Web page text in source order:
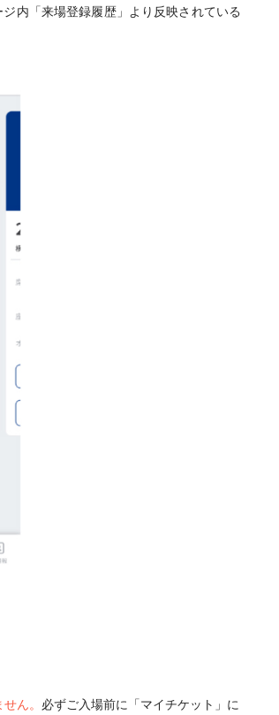
内「来場登録履歴」より反映されている
ん。 必ずご入場前に「マイチケット」に